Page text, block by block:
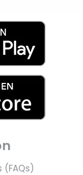
(FAQs)